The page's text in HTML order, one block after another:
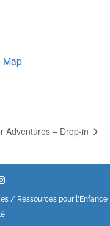
Map
Adventures – Drop-in
/ Ressources pour l'Enfance